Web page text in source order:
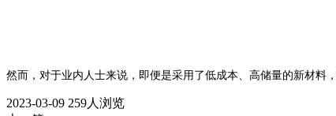
然而，对于业内人士来说，即便是采用了低成本、高储量的新材料
2023-03-09 259人浏览